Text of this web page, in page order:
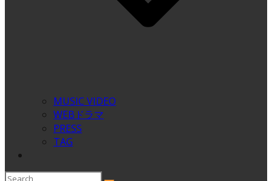
MUSIC VIDEO
WEBドラマ
PRESS
TAG